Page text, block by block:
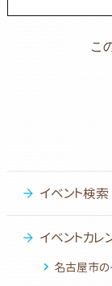
こ
イベント検索
イベントカレ
名古屋市の